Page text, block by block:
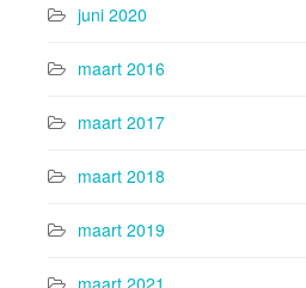
juni 2020
maart 2016
maart 2017
maart 2018
maart 2019
maart 2021